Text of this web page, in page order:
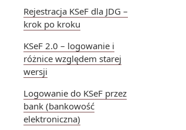
Rejestracja KSeF dla JDG –
krok po kroku
KSeF 2.0 – logowanie i
różnice względem starej
wersji
Logowanie do KSeF przez
bank (bankowość
elektroniczna)